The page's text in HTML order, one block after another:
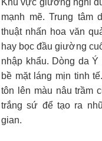
Khu vực giường nghỉ
mạnh mẽ. Trung tâm
thuật nhấn hoa văn
hay bọc đầu giường
nhập khẩu. Dòng da
bề mặt láng mịn tinh
tôn lên màu nâu trầm
trắng sứ để tạo ra
gian.